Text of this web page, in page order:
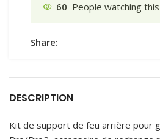
60 People watching
Share:
DESCRIPTION
Kit de support de feu arrière pour